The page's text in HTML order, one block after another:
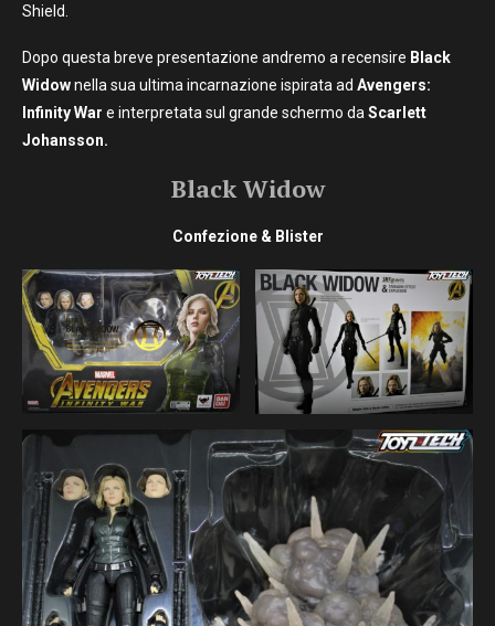
Shield.
Dopo questa breve presentazione andremo a recensire Black
Widownella sua ultima incarnazione ispirata ad Avengers:
Infinity War e interpretata sul grande schermo da Scarlett
Johansson.
Black Widow
Confezione & Blister